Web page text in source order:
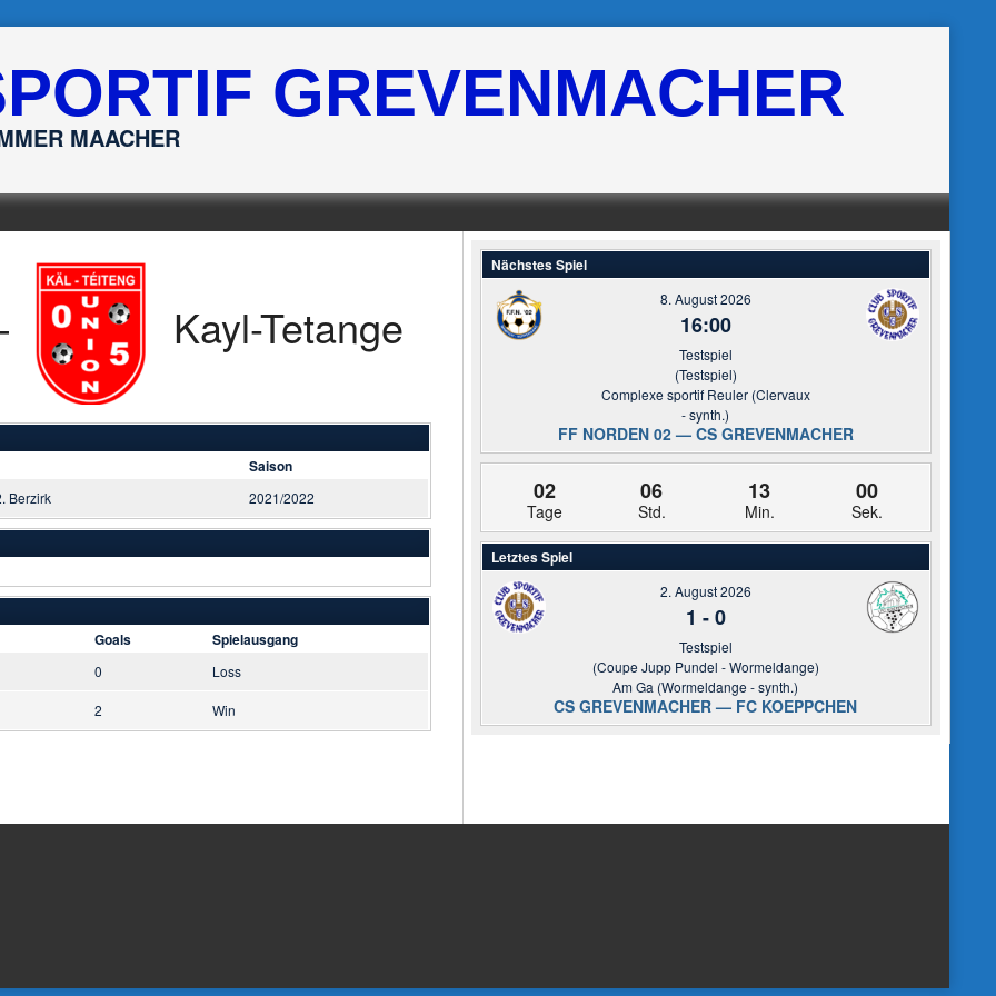
GREVENMACHER
MAACHER
Kayl-Tetange
Saison
Berzirk 2021/2022
Goals Spielausgang
0 Loss
2 Win
Nächstes Spiel
8. August 2026
16:00
Testspiel
(Testspiel)
Complexe sportif Reuler (Clervaux
- synth.)
FF NORDEN 02 — CS GREVENMACHER
02
Tage
06
Std.
13
Min.
00
Sek.
Letztes Spiel
2. August 2026
1 -0
Testspiel
(Coupe Jupp Pundel - Wormeldange)
Am Ga (Wormeldange - synth.)
CS GREVENMACHER — FC KOEPPCHEN